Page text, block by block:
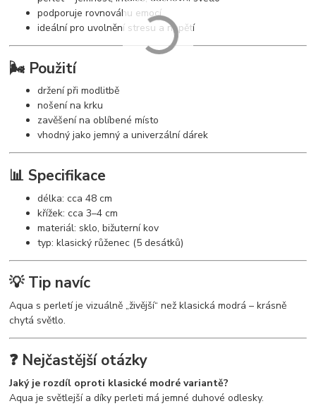
podporuje rovnováhu emocí
ideální pro uvolnění stresu a napětí
🌬️ Použití
držení při modlitbě
nošení na krku
zavěšení na oblíbené místo
vhodný jako jemný a univerzální dárek
📊 Specifikace
délka: cca 48 cm
křížek: cca 3–4 cm
materiál: sklo, bižuterní kov
typ: klasický růženec (5 desátků)
💡 Tip navíc
Aqua s perletí je vizuálně „živější“ než klasická modrá – krásně
chytá světlo.
❓ Nejčastější otázky
Jaký je rozdíl oproti klasické modré variantě?
Aqua je světlejší a díky perleti má jemné duhové odlesky.